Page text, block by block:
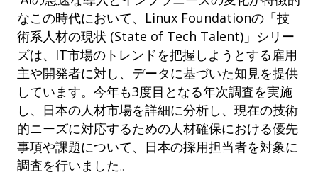
なこの時代において、Linux Foundationの「技
術系人材の現状 (State of Tech Talent)」シリー
ズは、IT市場のトレンドを把握しようとする雇用
主や開発者に対し、データに基づいた知見を提供
しています。今年も3度目となる年次調査を実施
し、日本の人材市場を詳細に分析し、現在の技術
的ニーズに対応するための人材確保における優先
事項や課題について、日本の採用担当者を対象に
調査を行いました。